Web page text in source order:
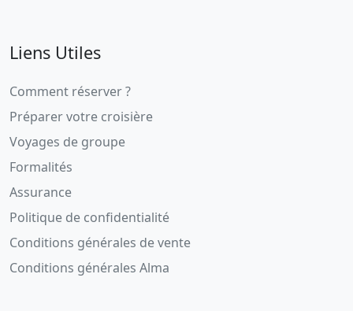
Liens Utiles
Comment réserver ?
Préparer votre croisière
Voyages de groupe
Formalités
Assurance
Politique de confidentialité
Conditions générales de vente
Conditions générales Alma